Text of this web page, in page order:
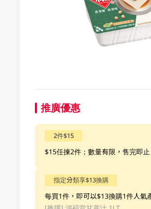
推廣優惠
2件$15
$15任揀2件；數量有限，售完即止
指定分類享$13換購
每買1件，即可以$13換購1件人氣